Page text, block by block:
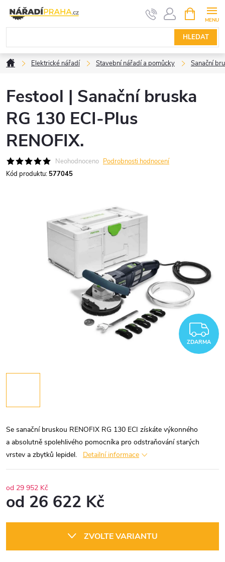
obsah
HLEDAT
NÁKUPNÍ
KOŠÍK
DomůElektrické nářadí Stavební nářadí a pomůcky Sanační
Festool | Sanační bruska
RG 130 ECI-Plus
RENOFIX.
Neohodnoceno Podrobnosti hodnocení
Kód produktu: 577045
ZDARMA
Se sanační bruskou RENOFIX RG 130 ECI získáte výkonného
a absolutně spolehlivého pomocníka pro odstraňování starých
vrstev a zbytků lepidel.
Detailní informace
od 29 952 Kč
od 26 622 Kč
ZVOLTE VARIANTU